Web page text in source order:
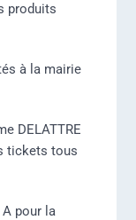
produits
à la mairie
DELATTRE
tickets tous
pour la